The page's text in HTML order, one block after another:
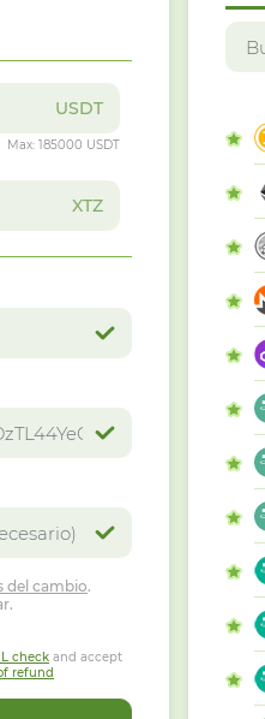
USDT
Max: 185000 USDT
XTZ
del cambio.
checkand accept
refund